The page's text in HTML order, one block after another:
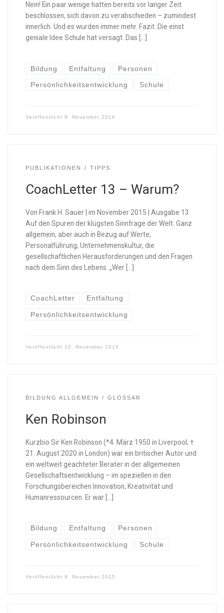
Nein! Ein paar wenige hatten bereits vor langer Zeit
beschlossen, sich davon zu verabschieden – zumindest
innerlich. Und es wurden immer mehr. Fazit: Die einst
geniale Idee Schule hat versagt. Das […]
Bildung Entfaltung Personen
Persönlichkeitsentwicklung Schule
Veröffentlicht 9. November 2016
PUBLIKATIONEN TIPPS
CoachLetter 13 – Warum?
Von Frank H. Sauer | im November 2015 | Ausgabe 13
Auf den Spuren der klügsten Sinnfrage der Welt. Ganz
allgemein, aber auch in Bezug auf Werte,
Personalführung, Unternehmenskultur, die
gesellschaftlichen Herausforderungen und den Fragen
nach dem Sinn des Lebens. „Wer […]
CoachLetter Entfaltung
Persönlichkeitsentwicklung
Veröffentlicht 10. November 2015
BILDUNG ALLGEMEIN GLOSSAR
Ken Robinson
Kurzbio Sir Ken Robinson (*4. März 1950 in Liverpool; †
21. August 2020 in London) war ein britischer Autor und
ein weltweit geachteter Berater in der allgemeinen
Gesellschaftsentwicklung – im speziellen in den
Forschungsbereichen Innovation, Kreativität und
Humanressourcen. Er war […]
Bildung Entfaltung Personen
Persönlichkeitsentwicklung Schule
Veröffentlicht 9. November 2015